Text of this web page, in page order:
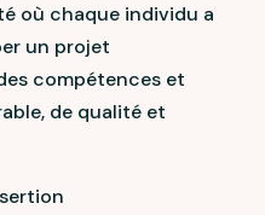
où chaque individu a
un projet
compétences et
de qualité et